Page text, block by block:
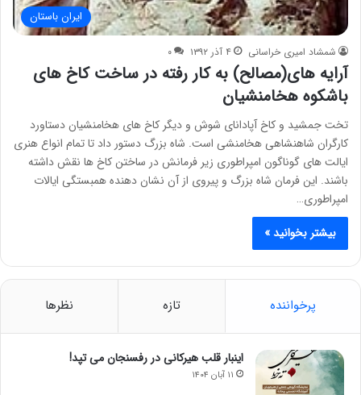
ایران باستان
شمشاد امیری خراسانی ۴ آذر ۱۳۹۲ ۰
آرایه های(مصالح) به کار رفته در ساخت کاخ های
باشکوه هخامنشیان
تخت جمشید و کاخ آپادانای شوش و دیگر کاخ های هخامنشیان دستاورد
کارگران شاهنشاهی هخامنشی است. شاه بزرگ دستور داد تا تمام انواع هنری
ایالت های گوناگون امپراطوری زیر فرمانش در ساختن کاخ ها نقش داشته
باشند. این فرمان شاه بزرگ و پیروی از آن نشان دهنده همبستگی ایالات
امپراطوری…
بیشتر بخوانید »
پرخواننده تازه نظرها
اینبار قلب هیرکانی در رفسنجان می تپد!
۱۱ آبان ۱۴۰۴